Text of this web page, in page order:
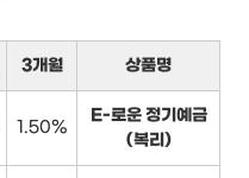
3개월 상품명
1.50%
E-로운 정기예금
(복리)